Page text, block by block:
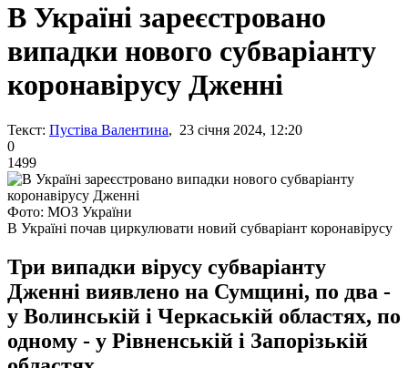
В Україні зареєстровано
випадки нового субваріанту
коронавірусу Дженні
Текст: Пустіва Валентина, 23 січня 2024, 12:20
0
1499
Фото: МОЗ України
В Україні почав циркулювати новий субваріант коронавірусу
Три випадки вірусу субваріанту
Дженні виявлено на Сумщині, по два -
у Волинській і Черкаській областях, по
одному - у Рівненській і Запорізькій